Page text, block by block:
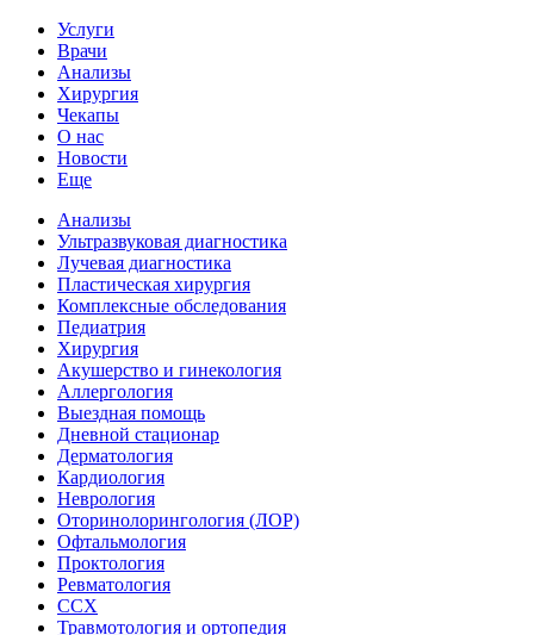
Услуги
Врачи
Анализы
Хирургия
Чекапы
О нас
Новости
Еще
Анализы
Ультразвуковая диагностика
Лучевая диагностика
Пластическая хирургия
Комплексные обследования
Педиатрия
Хирургия
Акушерство и гинекология
Аллергология
Выездная помощь
Дневной стационар
Дерматология
Кардиология
Неврология
Оторинолорингология (ЛОР)
Офтальмология
Проктология
Ревматология
ССХ
Травмотология и ортопедия